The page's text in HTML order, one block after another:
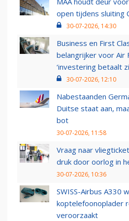
open tijdens sluiting
30-07-2026, 14:30
Business en First
belangrijker voor Air
‘investering betaalt
30-07-2026, 12:10
Nabestaanden
Duitse staat aan,
bot
30-07-2026, 11:58
Vraag naar
druk door oorlog in
30-07-2026, 10:36
SWISS-Airbus A330
koptelefoonoplader
veroorzaakt